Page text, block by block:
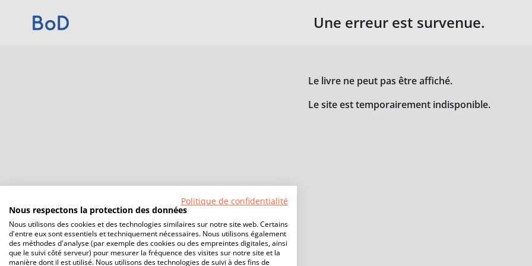
Une erreur est survenue.
Le livre ne peut pas être affiché.
Le site est temporairement indisponible.
Politique de confidentialité
Nous respectons la protection des données
Nous utilisons des cookies et des technologies similaires sur notre site web. Certains
d'entre eux sont essentiels et techniquement nécessaires. Nous utilisons également
des méthodes d'analyse (par exemple des cookies ou des empreintes digitales, ainsi
que le suivi côté serveur) pour mesurer la fréquence des visites sur notre site et la
manière dont il est utilisé. Nous utilisons des technologies de suivi à des fins de